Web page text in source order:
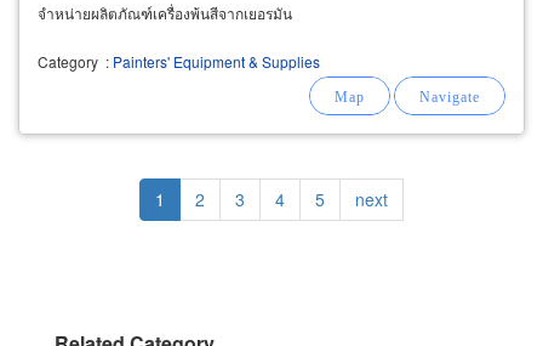
จำหน่ายผลิตภัณฑ์เครื่องพ้นสีจากเยอรมัน
Category : Painters' Equipment & Supplies
Pagination Current
page
1 Page
2 Page
3 Page
4 Page
5
Next
page
next